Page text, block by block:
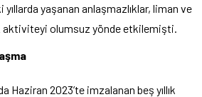
yaşanan anlaşmazlıklar, liman ve
olumsuz yönde etkilemişti.
Haziran 2023’te imzalanan beş yıllık